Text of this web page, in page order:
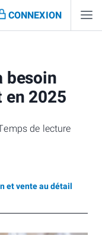
CONNEXION
besoin
en 2025
de lecture
et vente au détail